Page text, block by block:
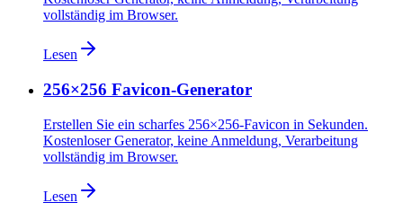
vollständig im Browser.
Lesen
256×256 Favicon-Generator
Erstellen Sie ein scharfes 256×256-Favicon in Sekunden.
Kostenloser Generator, keine Anmeldung, Verarbeitung
vollständig im Browser.
Lesen